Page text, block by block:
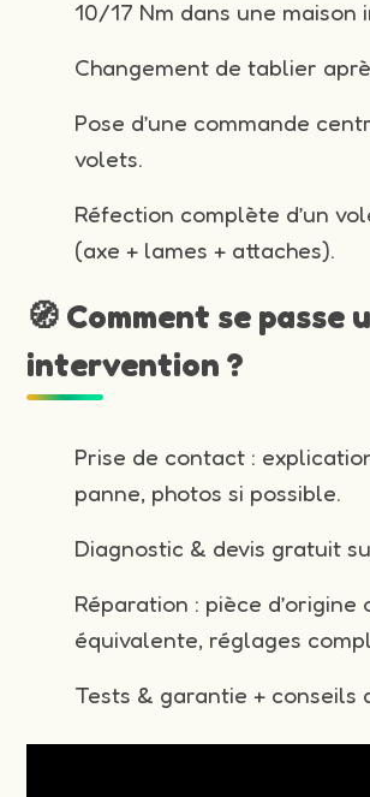
10/17 Nm dans une maison
Changement de tablier
Pose d’une commande
volets.
Réfection complète d’un
(axe + lames + attaches).
🧭 Comment se passe
intervention ?
Prise de contact :
panne, photos si possible.
Diagnostic & devis gratuit
Réparation : pièce d’origine
équivalente, réglages
Tests & garantie + conseils